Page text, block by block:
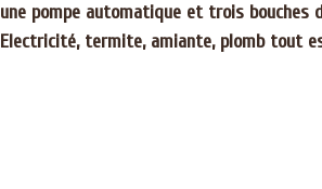
une pompe automatique et trois bouches
Electricité, termite, amiante, plomb tout